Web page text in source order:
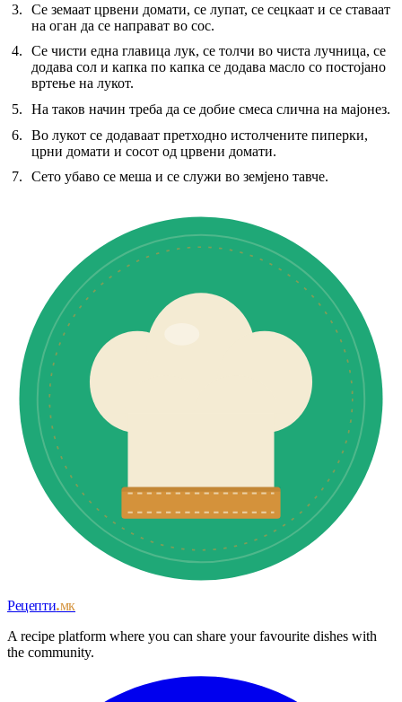
Се земаат црвени домати, се лупат, се сецкаат и се ставаат
на оган да се направат во сос.
Се чисти една главица лук, се толчи во чиста лучница, се
додава сол и капка по капка се додава масло со постојано
вртење на лукот.
На таков начин треба да се добие смеса слична на мајонез.
Во лукот се додаваат претходно истолчените пиперки,
црни домати и сосот од црвени домати.
Сето убаво се меша и се служи во земјено тавче.
Рецепти.мк
A recipe platform where you can share your favourite dishes with
the community.